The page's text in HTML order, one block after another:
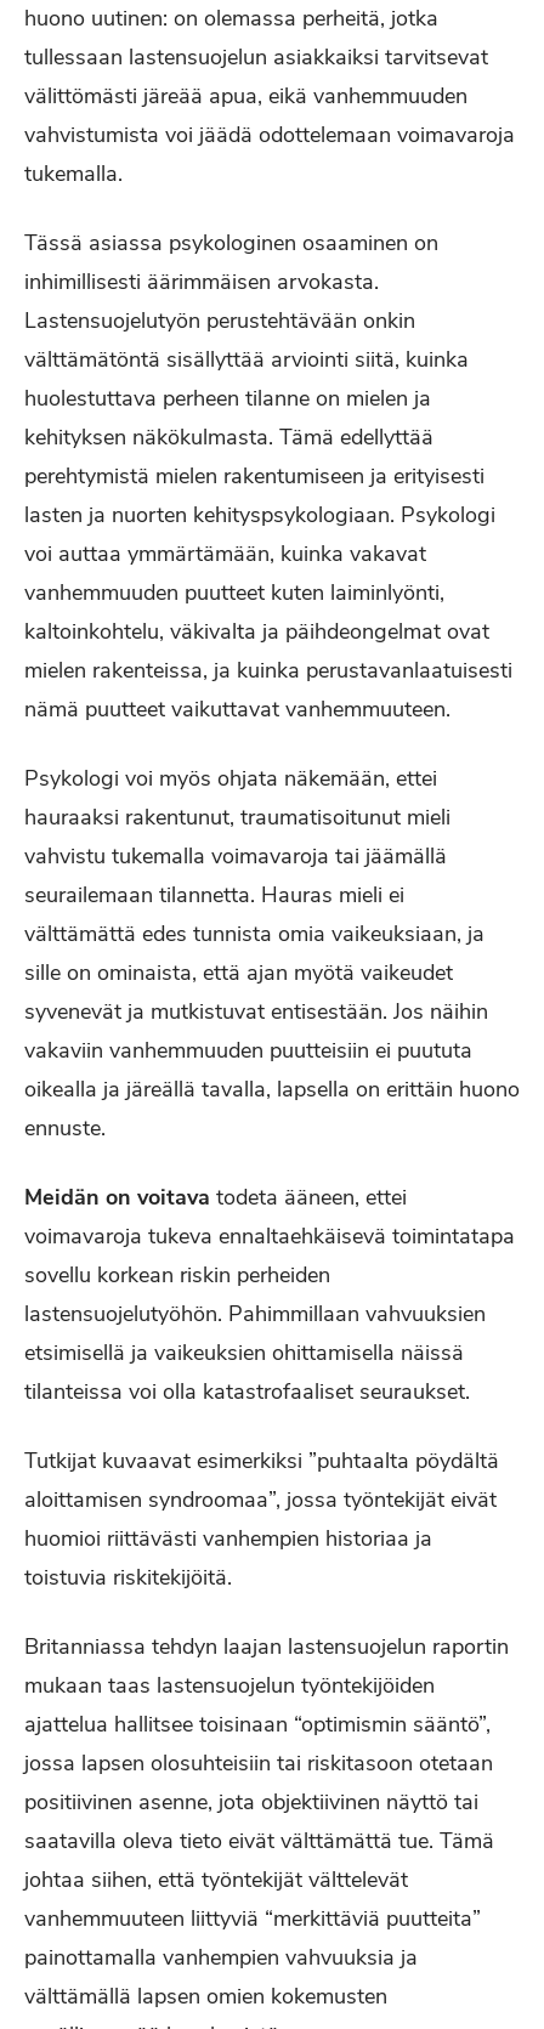
huono uutinen: on olemassa perheitä, jotka
tullessaan lastensuojelun asiakkaiksi tarvitsevat
välittömästi järeää apua, eikä vanhemmuuden
vahvistumista voi jäädä odottelemaan voimavaroja
tukemalla.
Tässä asiassa psykologinen osaaminen on
inhimillisesti äärimmäisen arvokasta.
Lastensuojelutyön perustehtävään onkin
välttämätöntä sisällyttää arviointi siitä, kuinka
huolestuttava perheen tilanne on mielen ja
kehityksen näkökulmasta. Tämä edellyttää
perehtymistä mielen rakentumiseen ja erityisesti
lasten ja nuorten kehityspsykologiaan. Psykologi
voi auttaa ymmärtämään, kuinka vakavat
vanhemmuuden puutteet kuten laiminlyönti,
kaltoinkohtelu, väkivalta ja päihdeongelmat ovat
mielen rakenteissa, ja kuinka perustavanlaatuisesti
nämä puutteet vaikuttavat vanhemmuuteen.
Psykologi voi myös ohjata näkemään, ettei
hauraaksi rakentunut, traumatisoitunut mieli
vahvistu tukemalla voimavaroja tai jäämällä
seurailemaan tilannetta. Hauras mieli ei
välttämättä edes tunnista omia vaikeuksiaan, ja
sille on ominaista, että ajan myötä vaikeudet
syvenevät ja mutkistuvat entisestään. Jos näihin
vakaviin vanhemmuuden puutteisiin ei puututa
oikealla ja järeällä tavalla, lapsella on erittäin huono
ennuste.
Meidän on voitava todeta ääneen, ettei
voimavaroja tukeva ennaltaehkäisevä toimintatapa
sovellu korkean riskin perheiden
lastensuojelutyöhön. Pahimmillaan vahvuuksien
etsimisellä ja vaikeuksien ohittamisella näissä
tilanteissa voi olla katastrofaaliset seuraukset.
Tutkijat kuvaavat esimerkiksi ”puhtaalta pöydältä
aloittamisen syndroomaa”, jossa työntekijät eivät
huomioi riittävästi vanhempien historiaa ja
toistuvia riskitekijöitä.
Britanniassa tehdyn laajan lastensuojelun raportin
mukaan taas lastensuojelun työntekijöiden
ajattelua hallitsee toisinaan “optimismin sääntö”,
jossa lapsen olosuhteisiin tai riskitasoon otetaan
positiivinen asenne, jota objektiivinen näyttö tai
saatavilla oleva tieto eivät välttämättä tue. Tämä
johtaa siihen, että työntekijät välttelevät
vanhemmuuteen liittyviä “merkittäviä puutteita”
painottamalla vanhempien vahvuuksia ja
välttämällä lapsen omien kokemusten